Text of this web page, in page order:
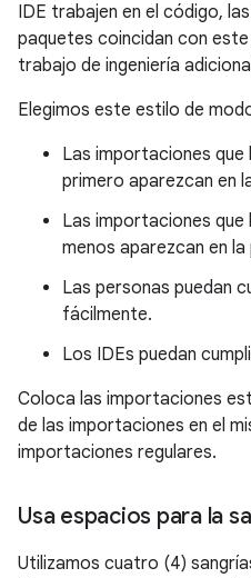
IDE trabajen en el código,
paquetes coincidan con
trabajo de ingeniería
Elegimos este estilo de
Las importaciones que
primero aparezcan en
Las importaciones que
menos aparezcan en
Las personas puedan
fácilmente.
Los IDEs puedan
Coloca las importaciones
de las importaciones en el
importaciones regulares.
Usa espacios para la
Utilizamos cuatro (4)